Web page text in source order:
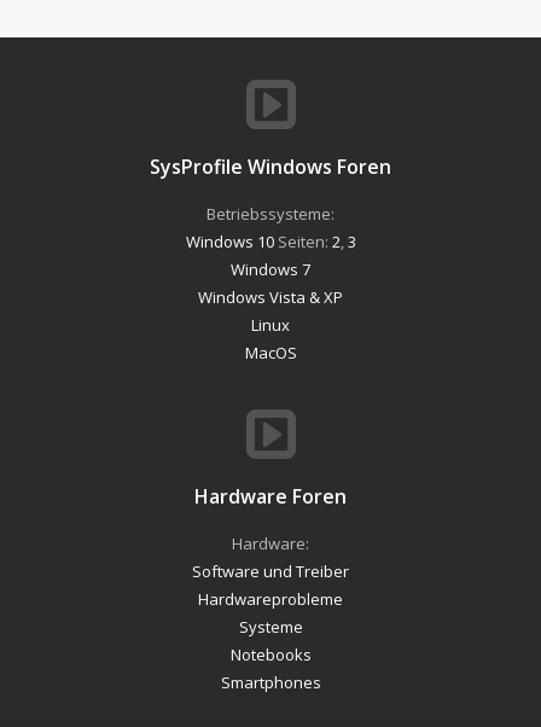
SysProfile Windows Foren
Betriebssysteme:
Windows 10Seiten: 2,3
Windows 7
Windows Vista & XP
Linux
MacOS
Hardware Foren
Hardware:
Software und Treiber
Hardwareprobleme
Systeme
Notebooks
Smartphones